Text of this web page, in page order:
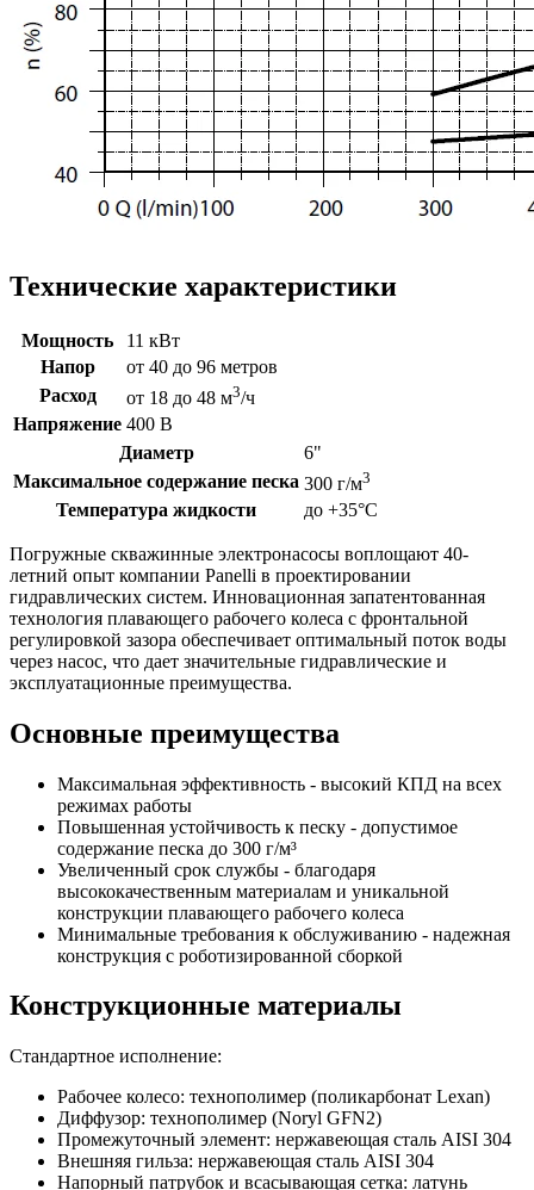
Технические характеристики
Мощность
11 кВт
Напор
от 40 до 96 метров
Расход
от 18 до 48 м3/ч
Напряжение 400 В
Диаметр
6"
Максимальное содержание песка 300 г/м3
Температура жидкости до +35°C
Погружные скважинные электронасосы воплощают 40-
летний опыт компании Panelli в проектировании
гидравлических систем. Инновационная запатентованная
технология плавающего рабочего колеса с фронтальной
регулировкой зазора обеспечивает оптимальный поток воды
через насос, что дает значительные гидравлические и
эксплуатационные преимущества.
Основные преимущества
Максимальная эффективность - высокий КПД на всех
режимах работы
Повышенная устойчивость к песку - допустимое
содержание песка до 300 г/м³
Увеличенный срок службы - благодаря
высококачественным материалам и уникальной
конструкции плавающего рабочего колеса
Минимальные требования к обслуживанию - надежная
конструкция с роботизированной сборкой
Конструкционные материалы
Стандартное исполнение:
Рабочее колесо: технополимер (поликарбонат Lexan)
Диффузор: технополимер (Noryl GFN2)
Промежуточный элемент: нержавеющая сталь AISI 304
Внешняя гильза: нержавеющая сталь AISI 304
Напорный патрубок и всасывающая сетка: латунь